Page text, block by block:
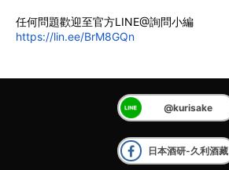
任何問題歡迎至官方LINE@詢問小編
https://lin.ee/BrM8GQn
@kurisake
日本酒研-久利酒藏